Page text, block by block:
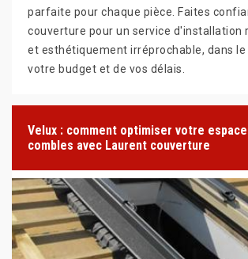
parfaite pour chaque pièce. Faites
couverture pour un service d'installation
et esthétiquement irréprochable, dans le
votre budget et de vos délais.
Velux : comment optimiser votre
combles avec Laurent couverture